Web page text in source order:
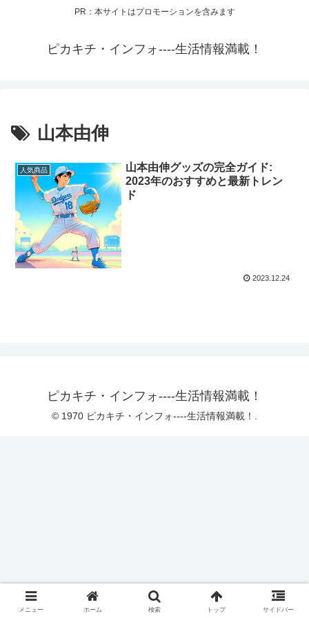
PR：本サイトはプロモーションを含みます
ピカキチ・インフォ----生活情報満載！
山本由伸
人気商品
山本由伸グッズの完全ガイド:
2023年のおすすめと最新トレン
ド
2023.12.24
ピカキチ・インフォ----生活情報満載！
© 1970 ピカキチ・インフォ----生活情報満載！.
メニュー ホーム 検索 トップ サイドバー